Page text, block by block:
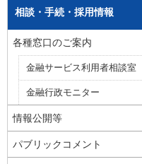
相談・手続・採用情報
各種窓口のご案内
金融サービス利用者相談室
金融行政モニター
情報公開等
パブリックコメント